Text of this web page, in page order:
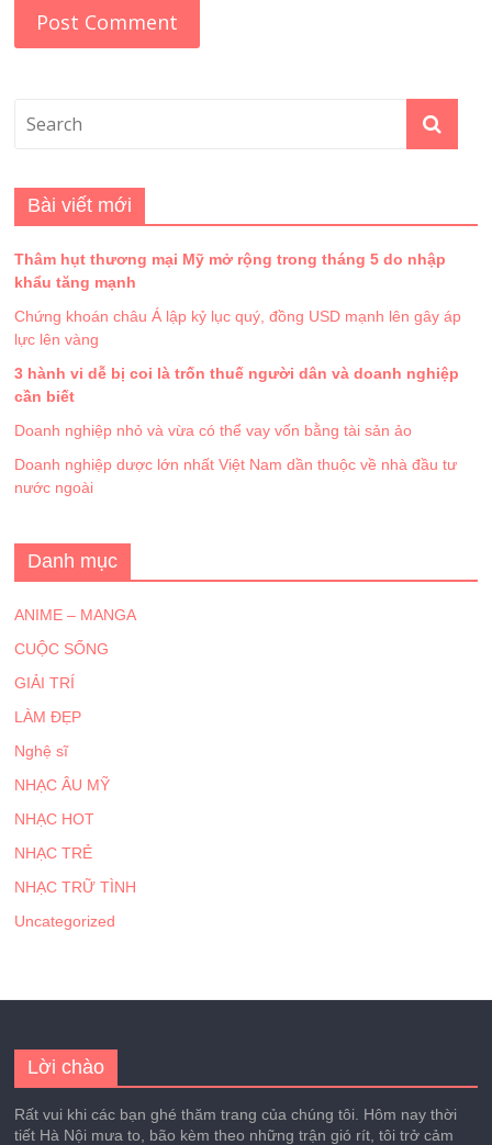
Bài viết mới
Thâm hụt thương mại Mỹ mở rộng trong tháng 5 do nhập
khẩu tăng mạnh
Chứng khoán châu Á lập kỷ lục quý, đồng USD mạnh lên gây áp
lực lên vàng
3 hành vi dễ bị coi là trốn thuế người dân và doanh nghiệp
cần biết
Doanh nghiệp nhỏ và vừa có thể vay vốn bằng tài sản ảo
Doanh nghiệp dược lớn nhất Việt Nam dần thuộc về nhà đầu tư
nước ngoài
Danh mục
ANIME – MANGA
CUỘC SỐNG
GIẢI TRÍ
LÀM ĐẸP
Nghệ sĩ
NHẠC ÂU MỸ
NHẠC HOT
NHẠC TRẺ
NHẠC TRỮ TÌNH
Uncategorized
Lời chào
Rất vui khi các bạn ghé thăm trang của chúng tôi. Hôm nay thời
tiết Hà Nội mưa to, bão kèm theo những trận gió rít, tôi trở cảm